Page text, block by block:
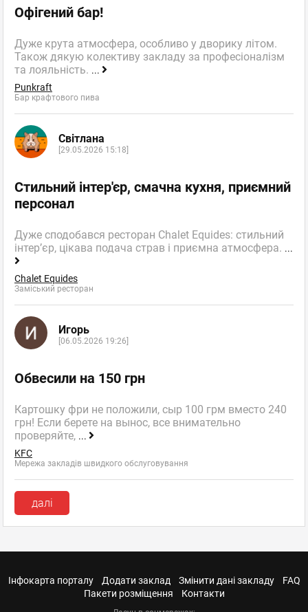
Офігений бар!
Дуже крута атмосфера, особливо у дворику літом.
Також дякую колективу закладу за професіоналізм
та лояльність. ...
Punkraft
Бар крафтового пива
Світлана
[29.05.2026 15:18]
Стильний інтер'єр, смачна кухня, приємний
персонал
Дуже сподобався ресторан Chalet Equides: стильний
інтер’єр, цікава подача страв і приємна атмосфера. ...
Chalet Equides
Заміський ресторан
Игорь
[06.05.2026 19:26]
Обвесили на 150 грн
Картошку фри не положили, сыр 100 грм вместо 240
грн! Если берете на вынос, все внимательно
проверяйте, ...
KFC
Мережа закладів швидкого обслуговування
далі
Інфокарта порталу Додати заклад Змінити дані закладу
FAQ
Пакети розміщення
Контакти